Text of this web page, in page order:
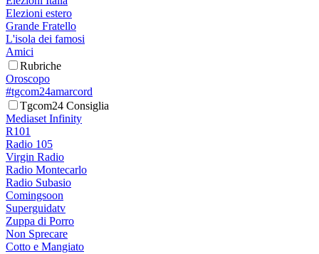
Elezioni estero
Grande Fratello
L'isola dei famosi
Amici
Rubriche
Oroscopo
#tgcom24amarcord
Tgcom24 Consiglia
Mediaset Infinity
R101
Radio 105
Virgin Radio
Radio Montecarlo
Radio Subasio
Comingsoon
Superguidatv
Zuppa di Porro
Non Sprecare
Cotto e Mangiato